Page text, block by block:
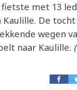
fietste met 13
Kaulille. De
wegen
naar Kaulille.